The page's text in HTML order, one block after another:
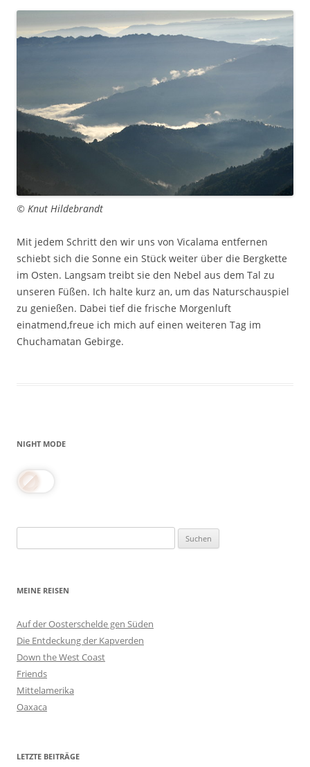
© Knut Hildebrandt
Mit jedem Schritt den wir uns von Vicalama entfernen
schiebt sich die Sonne ein Stück weiter über die Bergkette
im Osten. Langsam treibt sie den Nebel aus dem Tal zu
unseren Füßen. Ich halte kurz an, um das Naturschauspiel
zu genießen. Dabei tief die frische Morgenluft
einatmend,freue ich mich auf einen weiteren Tag im
Chuchamatan Gebirge.
NIGHT MODE
nach:
MEINE REISEN
Auf der Oosterschelde gen Süden
Die Entdeckung der Kapverden
Down the West Coast
Friends
Mittelamerika
Oaxaca
LETZTE BEITRÄGE